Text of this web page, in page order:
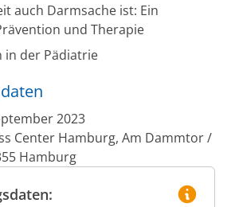
auch Darmsache ist: Ein
und Therapie
in der Pädiatrie
2023
Center Hamburg, Am Dammtor /
Hamburg